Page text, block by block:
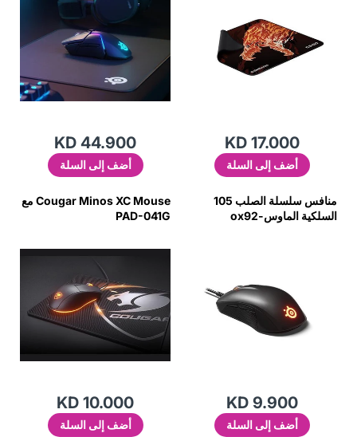
KD 17.000
أضف إلى السلة
KD 44.900
أضف إلى السلة
منافس سلسلة الصلب 105
السلكية الماوس-ox92
KD 9.900
أضف إلى السلة
Cougar Minos XC Mouse مع
PAD-041G
KD 10.000
أضف إلى السلة